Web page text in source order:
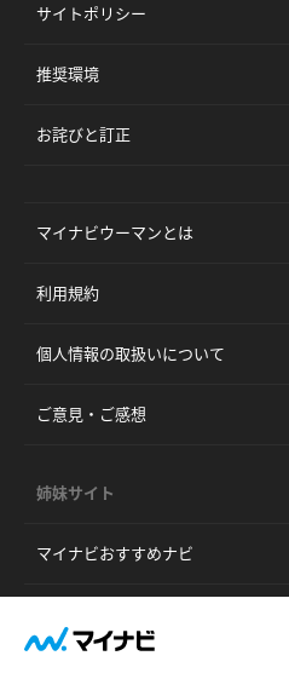
サイトポリシー
推奨環境
お詫びと訂正
マイナビウーマンとは
利用規約
個人情報の取扱いについて
ご意見・ご感想
姉妹サイト
マイナビおすすめナビ